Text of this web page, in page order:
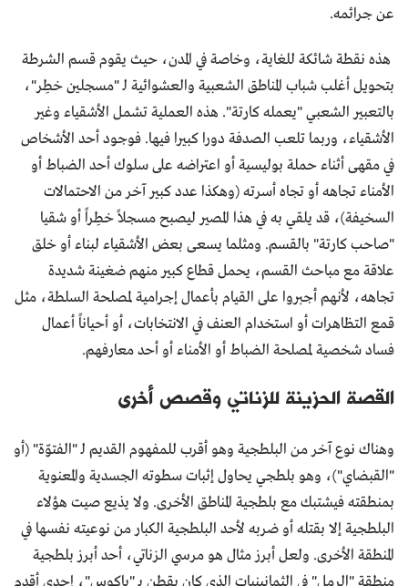
عن جرائمه.
هذه نقطة شائكة للغاية، وخاصة في المدن، حيث يقوم قسم الشرطة
بتحويل أغلب شباب المناطق الشعبية والعشوائية لـ "مسجلين خطِر"،
بالتعبير الشعبي "يعمله كارتة". هذه العملية تشمل الأشقياء وغير
الأشقياء، وربما تلعب الصدفة دورا كبيرا فيها. فوجود أحد الأشخاص
في مقهى أثناء حملة بوليسية أو اعتراضه على سلوك أحد الضباط أو
الأمناء تجاهه أو تجاه أسرته (وهكذا عدد كبير آخر من الاحتمالات
السخيفة)، قد يلقي به في هذا المصير ليصبح مسجلاً خطِراً أو شقيا
"صاحب كارتة" بالقسم. ومثلما يسعى بعض الأشقياء لبناء أو خلق
علاقة مع مباحث القسم، يحمل قطاع كبير منهم ضغينة شديدة
تجاهه، لأنهم أجبروا على القيام بأعمال إجرامية لمصلحة السلطة، مثل
قمع التظاهرات أو استخدام العنف في الانتخابات، أو أحياناً أعمال
فساد شخصية لمصلحة الضباط أو الأمناء أو أحد معارفهم.
القصة الحزينة للزناتي وقصص أخرى
وهناك نوع آخر من البلطجية وهو أقرب للمفهوم القديم لـ "الفتوّة" (أو
"القبضاي")، وهو بلطجي يحاول إثبات سطوته الجسدية والمعنوية
بمنطقته فيشتبك مع بلطجية المناطق الأخرى. ولا يذيع صيت هؤلاء
البلطجية إلا بقتله أو ضربه لأحد البلطجية الكبار من نوعيته نفسها في
المنطقة الأخرى. ولعل أبرز مثال هو مرسي الزناتي، أحد أبرز بلطجية